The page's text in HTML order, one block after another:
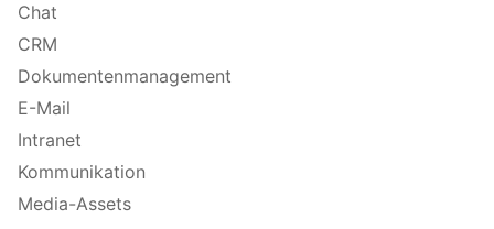
Chat
CRM
Dokumentenmanagement
E-Mail
Intranet
Kommunikation
Media-Assets